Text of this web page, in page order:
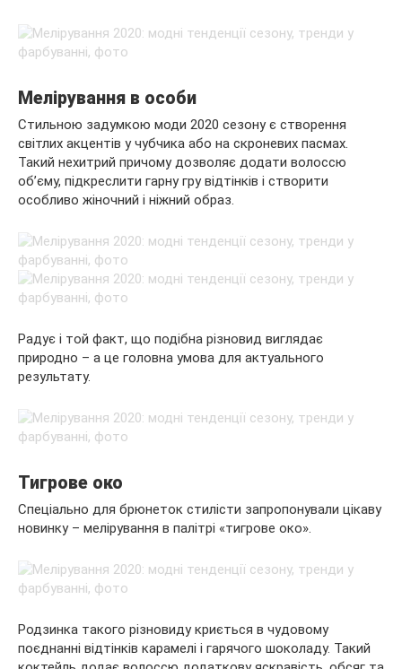
Мелірування в особи
Стильною задумкою моди 2020 сезону є створення
світлих акцентів у чубчика або на скроневих пасмах.
Такий нехитрий причому дозволяє додати волоссю
об’єму, підкреслити гарну гру відтінків і створити
особливо жіночний і ніжний образ.
Радує і той факт, що подібна різновид виглядає
природно – а це головна умова для актуального
результату.
Тигрове око
Спеціально для брюнеток стилісти запропонували цікаву
новинку – мелірування в палітрі «тигрове око».
Родзинка такого різновиду криється в чудовому
поєднанні відтінків карамелі і гарячого шоколаду. Такий